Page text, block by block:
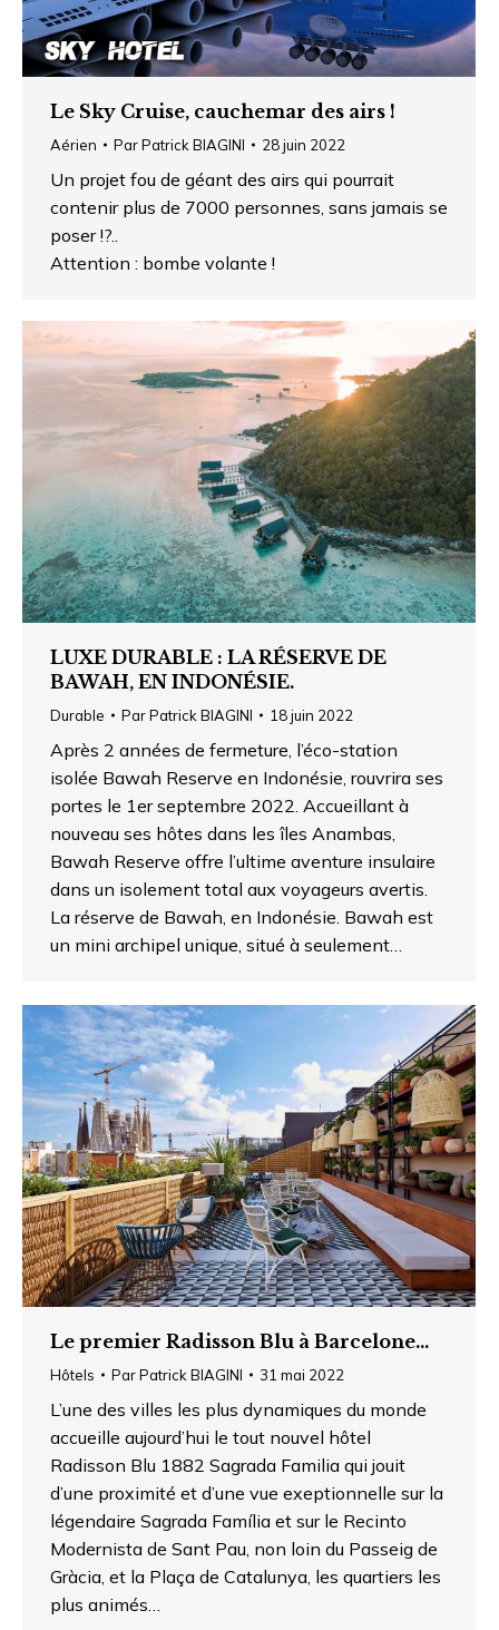
Le Sky Cruise, cauchemar des airs !
Aérien ParPatrick BIAGINI 28 juin 2022
Un projet fou de géant des airs qui pourrait
contenir plus de 7000 personnes, sans jamais se
poser !?..
Attention : bombe volante !
LUXE DURABLE : LA RÉSERVE DE
BAWAH, EN INDONÉSIE.
Durable ParPatrick BIAGINI 18 juin 2022
Après 2 années de fermeture, l’éco-station
isolée Bawah Reserve en Indonésie, rouvrira ses
portes le 1er septembre 2022. Accueillant à
nouveau ses hôtes dans les îles Anambas,
Bawah Reserve offre l’ultime aventure insulaire
dans un isolement total aux voyageurs avertis.
La réserve de Bawah, en Indonésie. Bawah est
un mini archipel unique, situé à seulement…
Le premier Radisson Blu à Barcelone…
Hôtels ParPatrick BIAGINI 31 mai 2022
L’une des villes les plus dynamiques du monde
accueille aujourd’hui le tout nouvel hôtel
Radisson Blu 1882 Sagrada Familia qui jouit
d’une proximité et d’une vue exeptionnelle sur la
légendaire Sagrada Família et sur le Recinto
Modernista de Sant Pau, non loin du Passeig de
Gràcia, et la Plaça de Catalunya, les quartiers les
plus animés…